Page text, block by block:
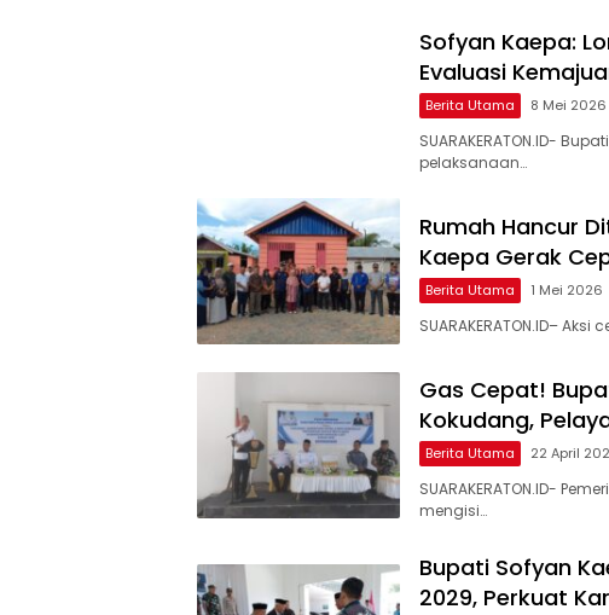
Sofyan Kaepa:
Evaluasi
Berita Utama 8 Mei 2026
SUARAKERATON.ID-
pelaksanaan…
Rumah Hancur
Kaepa Gerak
Berita Utama 1 Mei 2026
SUARAKERATON.ID–
Gas Cepat!
Kokudang,
Berita Utama 22 April
SUARAKERATON.ID-
mengisi…
Bupati Sofyan
2029, Perkuat